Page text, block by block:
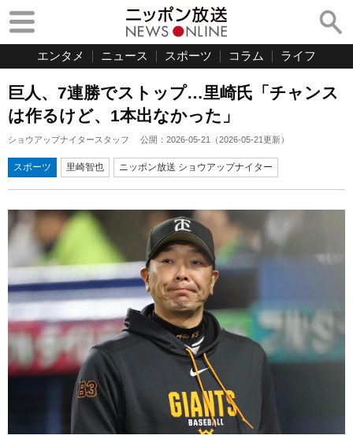
エンタメ ニュース スポーツ コラム ライフ
巨人、7連勝でストップ…里崎氏「チャンス
は作るけど、1本出なかった」
ショウアップナイタースタッフ 公開： 2026-05-21 （2026-05-21更新）
スポーツ 里崎智也 ニッポン放送 ショウアップナイター